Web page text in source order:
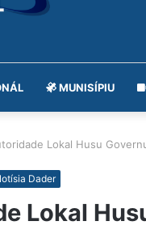
MUNISÍPIU
Lokal Husu
Dader
Lokal